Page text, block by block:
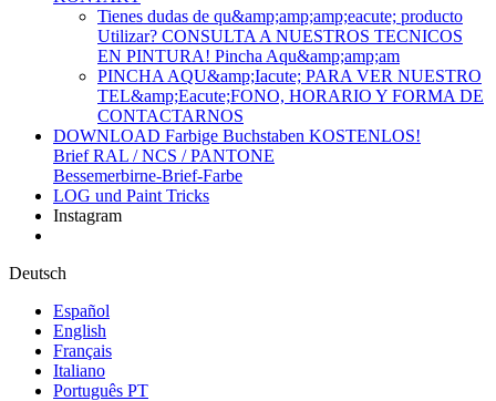
Tienes dudas de qu&amp;amp;amp;eacute; producto
Utilizar? CONSULTA A NUESTROS TECNICOS
EN PINTURA! Pincha Aqu&amp;amp;am
PINCHA AQU&amp;Iacute; PARA VER NUESTRO
TEL&amp;Eacute;FONO, HORARIO Y FORMA DE
CONTACTARNOS
DOWNLOAD Farbige Buchstaben KOSTENLOS!
Brief RAL / NCS / PANTONE
Bessemerbirne-Brief-Farbe
LOG und Paint Tricks
Instagram
Deutsch
Español
English
Français
Italiano
Português PT